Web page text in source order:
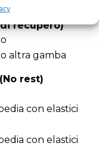
recupero)
altra gamba
rest)
con elastici
con elastici